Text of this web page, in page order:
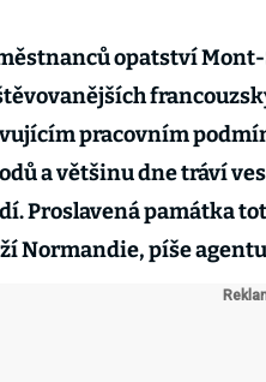
opatství
pracovním
a většinu dne tráví
Proslavená památka
Normandie, píše